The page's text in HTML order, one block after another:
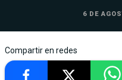
6 DE
Compartir en redes